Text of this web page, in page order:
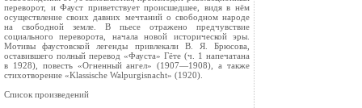
переворот, и Фауст приветствует происшедшее, видя в нём
осуществление своих давних мечтаний о свободном народе
на свободной земле. В пьесе отражено предчувствие
социального переворота, начала новой исторической эры.
Мотивы фаустовской легенды привлекали В. Я. Брюсова,
оставившего полный перевод «Фауста» Гёте (ч. 1 напечатана
в 1928), повесть «Огненный ангел» (1907—1908), а также
стихотворение «Klassische Walpurgisnacht» (1920).
Cписок произведений